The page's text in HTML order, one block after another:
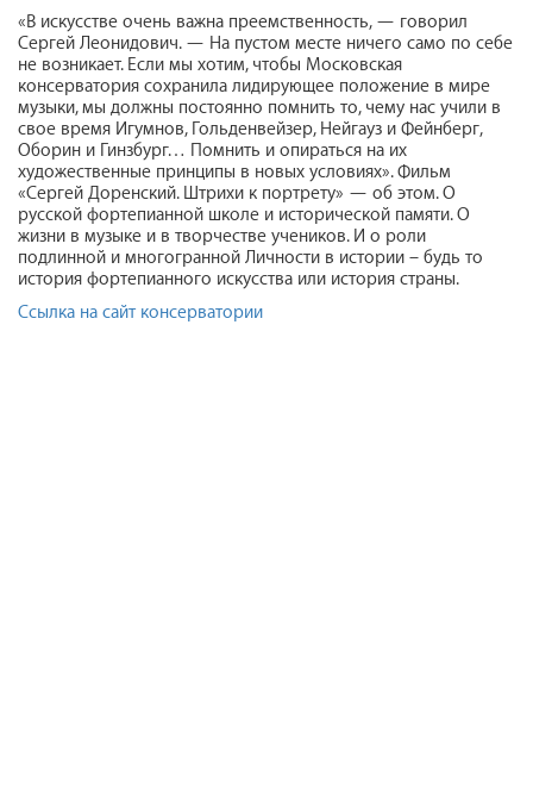
«В искусстве очень важна преемственность, — говорил
Сергей Леонидович. — На пустом месте ничего само по себе
не возникает. Если мы хотим, чтобы Московская
консерватория сохранила лидирующее положение в мире
музыки, мы должны постоянно помнить то, чему нас учили в
свое время Игумнов, Гольденвейзер, Нейгауз и Фейнберг,
Оборин и Гинзбург… Помнить и опираться на их
художественные принципы в новых условиях». Фильм
«Сергей Доренский. Штрихи к портрету» — об этом. О
русской фортепианной школе и исторической памяти. О
жизни в музыке и в творчестве учеников. И о роли
подлинной и многогранной Личности в истории – будь то
история фортепианного искусства или история страны.
Cсылка на сайт консерватории